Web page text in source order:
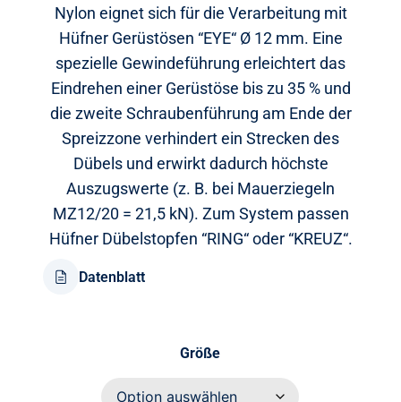
Nylon eignet sich für die Verarbeitung mit
Hüfner Gerüstösen “EYE“ Ø 12 mm. Eine
spezielle Gewindeführung erleichtert das
Eindrehen einer Gerüstöse bis zu 35 % und
die zweite Schraubenführung am Ende der
Spreizzone verhindert ein Strecken des
Dübels und erwirkt dadurch höchste
Auszugswerte (z. B. bei Mauerziegeln
MZ12/20 = 21,5 kN). Zum System passen
Hüfner Dübelstopfen “RING“ oder “KREUZ“.
Datenblatt
Größe